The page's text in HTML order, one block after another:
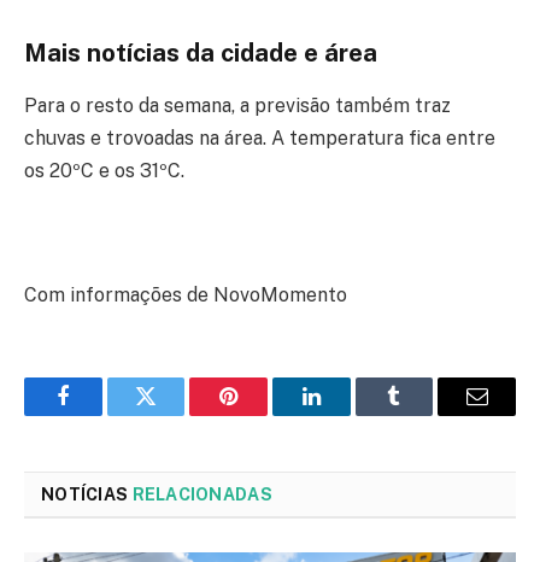
Mais notícias da cidade e área
Para o resto da semana, a previsão também traz
chuvas e trovoadas na área. A temperatura fica entre
os 20ºC e os 31ºC.
Com informações de NovoMomento
FacebookTwitter Pinterest LinkedInTumblr Email
NOTÍCIAS RELACIONADAS